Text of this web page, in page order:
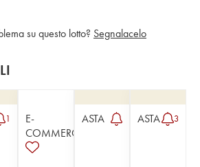
su questo lotto? Segnalacelo
1
E-
COMMERCE
ASTA ASTA 3